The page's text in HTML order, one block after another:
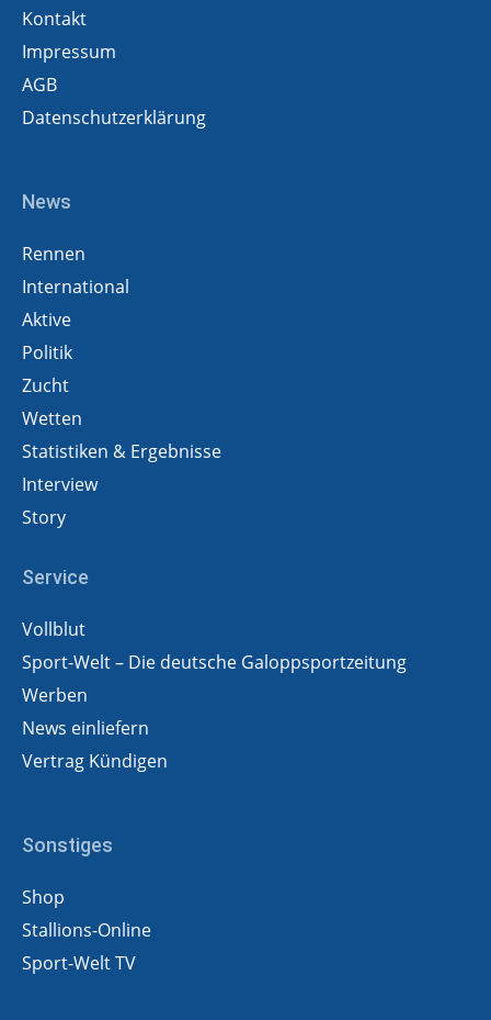
Kontakt
Impressum
AGB
Datenschutzerklärung
News
Rennen
International
Aktive
Politik
Zucht
Wetten
Statistiken & Ergebnisse
Interview
Story
Service
Vollblut
Sport-Welt – Die deutsche Galoppsportzeitung
Werben
News einliefern
Vertrag Kündigen
Sonstiges
Shop
Stallions-Online
Sport-Welt TV